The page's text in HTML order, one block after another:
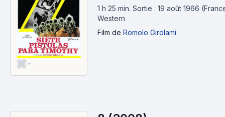
-
1 h 25 min. Sortie : 19 août 1966
Western
Film de Romolo Girolami